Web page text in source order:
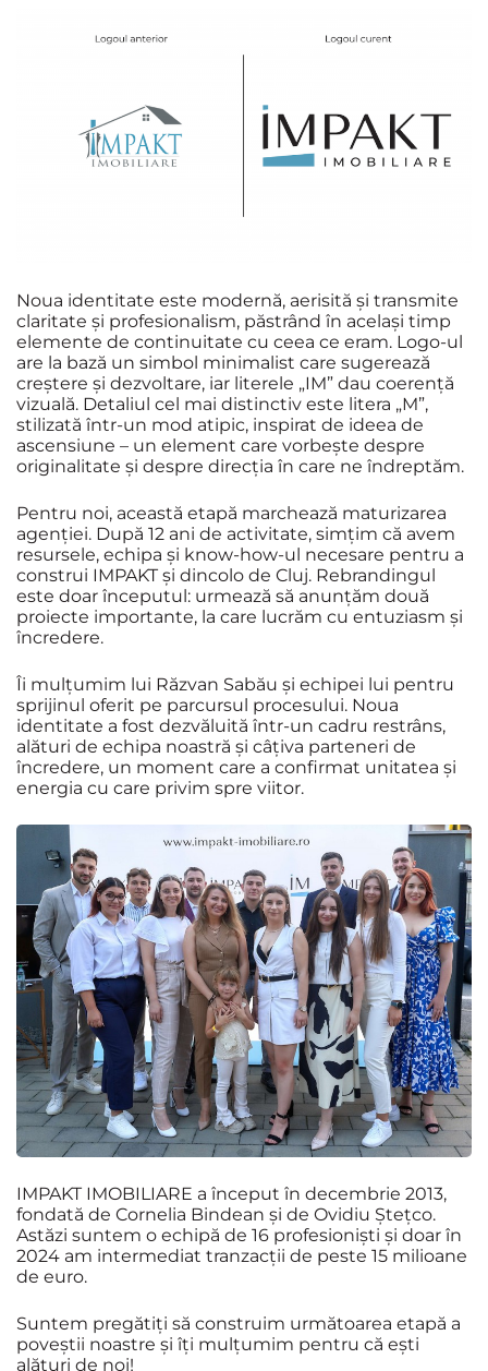
Noua identitate este modernă, aerisită și transmite
claritate și profesionalism, păstrând în același timp
elemente de continuitate cu ceea ce eram. Logo-ul
are la bază un simbol minimalist care sugerează
creștere și dezvoltare, iar literele „IM” dau coerență
vizuală. Detaliul cel mai distinctiv este litera „M”,
stilizată într-un mod atipic, inspirat de ideea de
ascensiune – un element care vorbește despre
originalitate și despre direcția în care ne îndreptăm.
Pentru noi, această etapă marchează maturizarea
agenției. După 12 ani de activitate, simțim că avem
resursele, echipa și know-how-ul necesare pentru a
construi IMPAKT și dincolo de Cluj. Rebrandingul
este doar începutul: urmează să anunțăm două
proiecte importante, la care lucrăm cu entuziasm și
încredere.
Îi mulțumim lui Răzvan Sabău și echipei lui pentru
sprijinul oferit pe parcursul procesului. Noua
identitate a fost dezvăluită într-un cadru restrâns,
alături de echipa noastră și câțiva parteneri de
încredere, un moment care a confirmat unitatea și
energia cu care privim spre viitor.
IMPAKT IMOBILIARE a început în decembrie 2013,
fondată de Cornelia Bindean și de Ovidiu Ștețco.
Astăzi suntem o echipă de 16 profesioniști și doar în
2024 am intermediat tranzacții de peste 15 milioane
de euro.
Suntem pregătiți să construim următoarea etapă a
poveștii noastre și îți mulțumim pentru că ești
alături de noi!